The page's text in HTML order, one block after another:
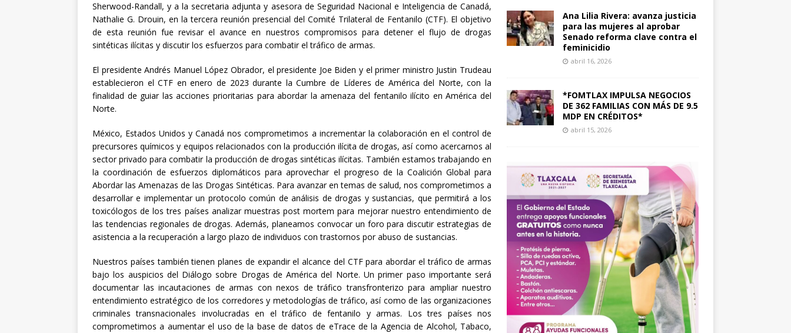
Sherwood-Randall, y a la secretaria adjunta y asesora de Seguridad Nacional e Inteligencia de Canadá,
Nathalie G. Drouin, en la tercera reunión presencial del Comité Trilateral de Fentanilo (CTF). El objetivo
de esta reunión fue revisar el avance en nuestros compromisos para detener el flujo de drogas
sintéticas ilícitas y discutir los esfuerzos para combatir el tráfico de armas.
El presidente Andrés Manuel López Obrador, el presidente Joe Biden y el primer ministro Justin Trudeau
establecieron el CTF en enero de 2023 durante la Cumbre de Líderes de América del Norte, con la
finalidad de guiar las acciones prioritarias para abordar la amenaza del fentanilo ilícito en América del
Norte.
México, Estados Unidos y Canadá nos comprometimos a incrementar la colaboración en el control de
precursores químicos y equipos relacionados con la producción ilícita de drogas, así como acercarnos al
sector privado para combatir la producción de drogas sintéticas ilícitas. También estamos trabajando en
la coordinación de esfuerzos diplomáticos para aprovechar el progreso de la Coalición Global para
Abordar las Amenazas de las Drogas Sintéticas. Para avanzar en temas de salud, nos comprometimos a
desarrollar e implementar un protocolo común de análisis de drogas y sustancias, que permitirá a los
toxicólogos de los tres países analizar muestras post mortem para mejorar nuestro entendimiento de
las tendencias regionales de drogas. Además, planeamos convocar un foro para discutir estrategias de
asistencia a la recuperación a largo plazo de individuos con trastornos por abuso de sustancias.
Nuestros países también tienen planes de expandir el alcance del CTF para abordar el tráfico de armas
bajo los auspicios del Diálogo sobre Drogas de América del Norte. Un primer paso importante será
documentar las incautaciones de armas con nexos de tráfico transfronterizo para ampliar nuestro
entendimiento estratégico de los corredores y metodologías de tráfico, así como de las organizaciones
criminales transnacionales involucradas en el tráfico de fentanilo y armas. Los tres países nos
comprometimos a aumentar el uso de la base de datos de eTrace de la Agencia de Alcohol, Tabaco,
Ana Lilia Rivera: avanza justicia
para las mujeres al aprobar
Senado reforma clave contra el
feminicidio
abril 16, 2026
*FOMTLAX IMPULSA NEGOCIOS
DE 362 FAMILIAS CON MÁS DE 9.5
MDP EN CRÉDITOS*
abril 15, 2026